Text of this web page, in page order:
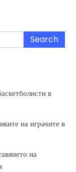
в
на играчите в
на